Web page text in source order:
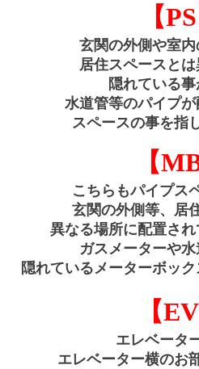
【PS
玄関の外側や室
居住スペースとは
隠れている事
水道管等のパイプ
スペースの事を指
【
こちらもパイプス
玄関の外側等、居
異なる場所に配置され
ガスメーターや
隠れているメーターボック
【EV
エレベータ
エレベーター横のお